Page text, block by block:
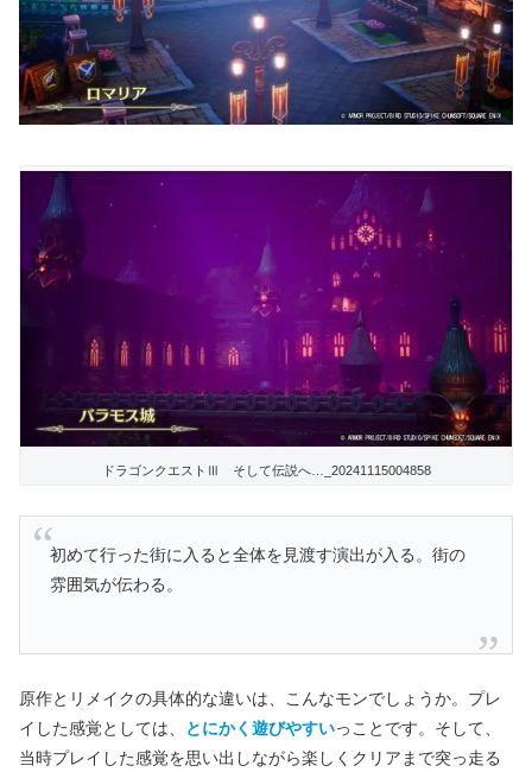
ドラゴンクエストⅢ そして伝説へ…_20241115004858
初めて行った街に入ると全体を見渡す演出が入る。街の
雰囲気が伝わる。
原作とリメイクの具体的な違いは、こんなモンでしょうか。プレ
イした感覚としては、
とにかく遊びやすいっことです。そして、
当時プレイした感覚を思い出しながら楽しくクリアまで突っ走る